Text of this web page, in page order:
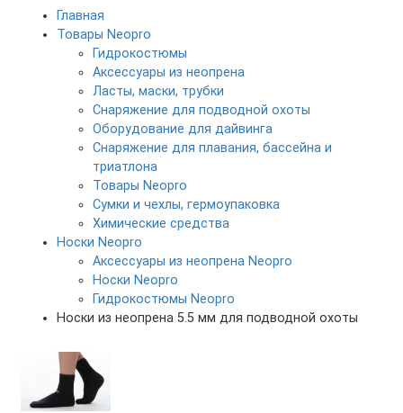
Главная
Товары Neopro
Гидрокостюмы
Аксессуары из неопрена
Ласты, маски, трубки
Снаряжение для подводной охоты
Оборудование для дайвинга
Снаряжение для плавания, бассейна и
триатлона
Товары Neopro
Сумки и чехлы, гермоупаковка
Химические средства
Носки Neopro
Аксессуары из неопрена Neopro
Носки Neopro
Гидрокостюмы Neopro
Носки из неопрена 5.5 мм для подводной охоты